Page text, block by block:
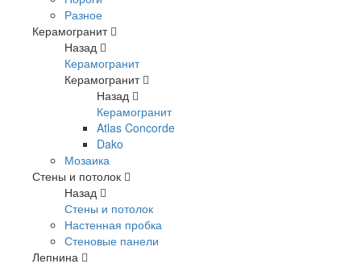
Разное
Керамогранит
Назад
Керамогранит
Керамогранит
Назад
Керамогранит
Atlas Concorde
Dako
Мозаика
Стены и потолок
Назад
Стены и потолок
Настенная пробка
Стеновые панели
Лепнина